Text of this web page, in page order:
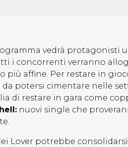
vedrà protagonisti
i concorrenti verranno
più affine. Per restare in
potersi cimentare nelle
di restare in gara come
nuovi single che
Lover potrebbe